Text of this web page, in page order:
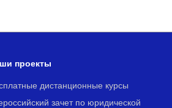
проекты
дистанционные курсы
зачет по юридической